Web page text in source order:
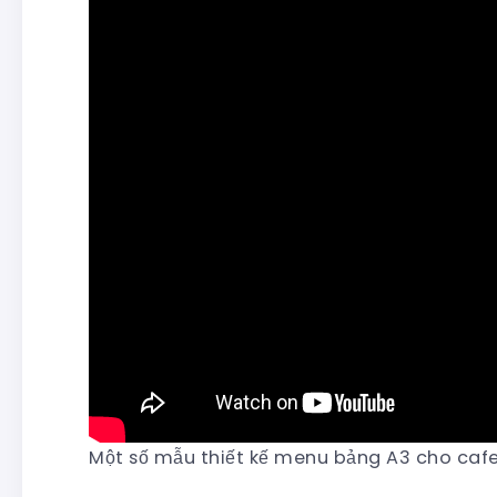
Một số mẫu thiết kế menu bảng A3 cho